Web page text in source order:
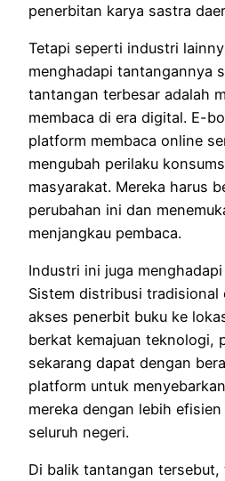
penerbitan karya sastra
Tetapi seperti industri
menghadapi tantangannya
tantangan terbesar adalah
membaca di era digital. E-
platform membaca online
mengubah perilaku
masyarakat. Mereka harus
perubahan ini dan
menjangkau pembaca.
Industri ini juga
Sistem distribusi tradisional
akses penerbit buku ke
berkat kemajuan teknologi,
sekarang dapat dengan
platform untuk
mereka dengan lebih
seluruh negeri.
Di balik tantangan tersebut,